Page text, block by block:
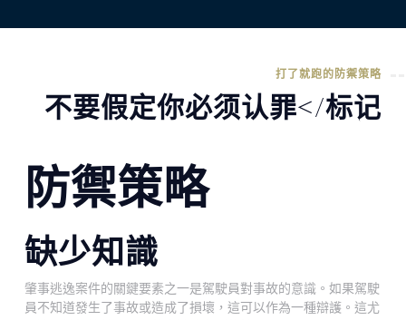
打了就跑的防禦策略
不要假定你必须认罪</标记
防禦策略
缺少知識
肇事逃逸案件的關鍵要素之一是駕駛員對事故的意識。如果駕駛
員不知道發生了事故或造成了損壞，這可以作為一種辯護。這尤